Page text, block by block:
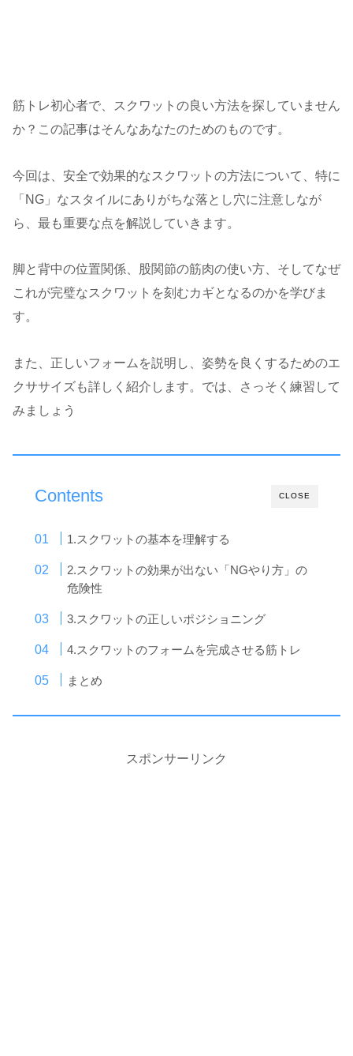
筋トレ初心者で、スクワットの良い方法を探していません
か？この記事はそんなあなたのためのものです。
今回は、安全で効果的なスクワットの方法について、特に
「NG」なスタイルにありがちな落とし穴に注意しなが
ら、最も重要な点を解説していきます。
脚と背中の位置関係、股関節の筋肉の使い方、そしてなぜ
これが完璧なスクワットを刻むカギとなるのかを学びま
す。
また、正しいフォームを説明し、姿勢を良くするためのエ
クササイズも詳しく紹介します。では、さっそく練習して
みましょう
CLOSE
Contents
1.スクワットの基本を理解する
2.スクワットの効果が出ない「NGやり方」の
危険性
3.スクワットの正しいポジショニング
4.スクワットのフォームを完成させる筋トレ
まとめ
スポンサーリンク